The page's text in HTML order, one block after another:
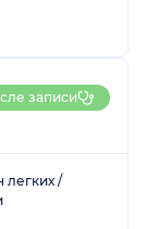
записи
легких /